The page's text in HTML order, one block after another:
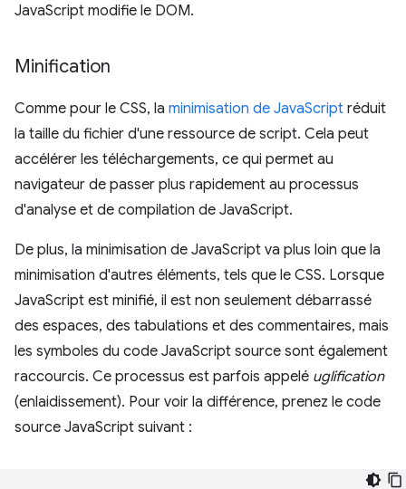
JavaScript modifie le DOM.
Minification
Comme pour le CSS, la minimisation de JavaScript réduit
la taille du fichier d'une ressource de script. Cela peut
accélérer les téléchargements, ce qui permet au
navigateur de passer plus rapidement au processus
d'analyse et de compilation de JavaScript.
De plus, la minimisation de JavaScript va plus loin que la
minimisation d'autres éléments, tels que le CSS. Lorsque
JavaScript est minifié, il est non seulement débarrassé
des espaces, des tabulations et des commentaires, mais
les symboles du code JavaScript source sont également
raccourcis. Ce processus est parfois appelé uglification
(enlaidissement). Pour voir la différence, prenez le code
source JavaScript suivant :